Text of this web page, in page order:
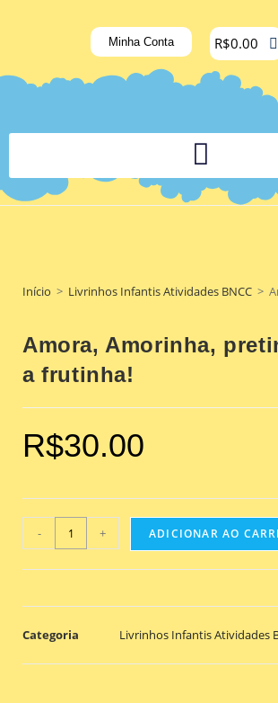
Minha Conta R$0.00
Início > Livrinhos Infantis Atividades BNCC >
Amora, Amorinha,
a frutinha!
R$30.00
- + ADICIONAR AO
Categoria Livrinhos Infantis Atividades